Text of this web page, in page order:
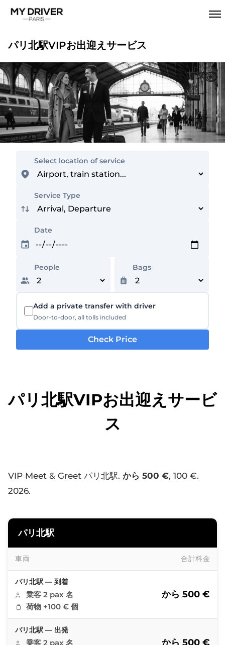
パリ北駅VIPお出迎えサービス
Select location of service
Service Type
Date
People Bags
Add a private transfer with driver
Door-to-door, all tolls included
Check Price
パリ北駅VIPお出迎えサービ
ス
VIP Meet & Greet パリ北駅. から 500 €, 100 €.
2026.
パリ北駅
パリ北駅
車両 合計料金
パリ北駅 — 到着
乗客 2 pax 名
荷物 +100 € 個
から 500 €
パリ北駅 — 出発
乗客 2 pax 名
から 500 €